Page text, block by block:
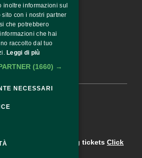
support in purchasing tickets Click
inoltre informazioni sul
con i nostri partner
che potrebbero
che hai
raccolto dal tuo
Leggi di più
(1660) →
NECESSARI